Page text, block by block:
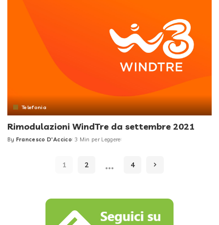
Telefonia
Rimodulazioni WindTre da settembre 2021
Posted
By Francesco D'Accico 3 Min per Leggere
1 2 … 4